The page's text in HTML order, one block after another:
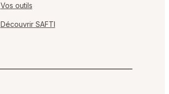
Vos outils
Découvrir SAFTI